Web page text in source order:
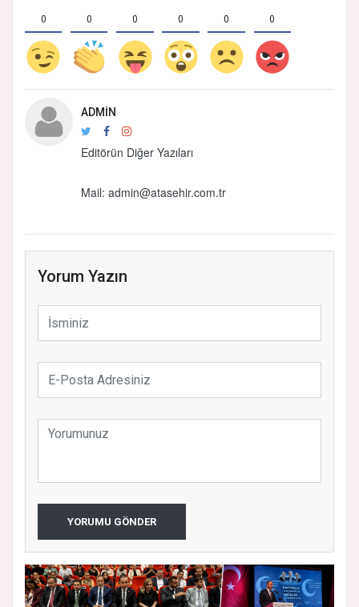
0 0 0 0 0 0
ADMIN
Editörün Diğer Yazıları
Mail: admin@atasehir.com.tr
Yorum Yazın
YORUMU GÖNDER